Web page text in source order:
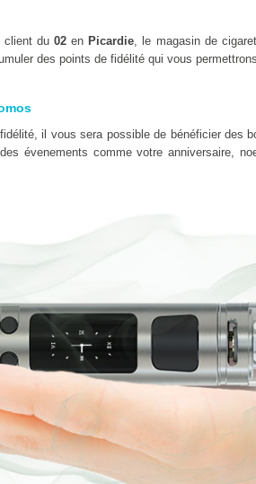
client du02 en Picardie, le magasin de
des points de fidélité qui vous
il vous sera possible de bénéficier des
évenements comme votre anniversaire,